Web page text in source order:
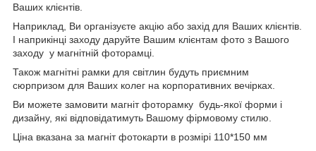
Ваших клієнтів.
Наприклад, Ви організуєте акцію або захід для Ваших клієнтів.
І наприкінці заходу даруйте Вашим клієнтам фото з Вашого
заходу у магнітній фоторамці.
Також магнітні рамки для світлин будуть приємним
сюрпризом для Ваших колег на корпоративних вечірках.
Ви можете замовити магніт фоторамку будь-якої форми і
дизайну, які відповідатимуть Вашому фірмовому стилю.
Ціна вказана за магніт фотокарти в розмірі 110*150 мм